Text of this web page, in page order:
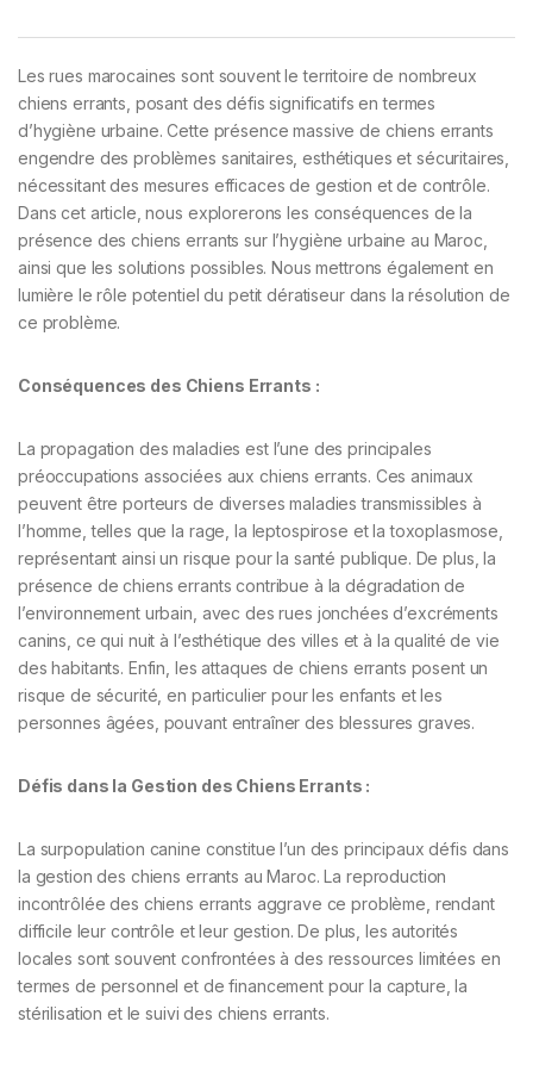
Les rues marocaines sont souvent le territoire de nombreux
chiens errants, posant des défis significatifs en termes
d’hygiène urbaine. Cette présence massive de chiens errants
engendre des problèmes sanitaires, esthétiques et sécuritaires,
nécessitant des mesures efficaces de gestion et de contrôle.
Dans cet article, nous explorerons les conséquences de la
présence des chiens errants sur l’hygiène urbaine au Maroc,
ainsi que les solutions possibles. Nous mettrons également en
lumière le rôle potentiel du petit dératiseur dans la résolution de
ce problème.
Conséquences des Chiens Errants :
La propagation des maladies est l’une des principales
préoccupations associées aux chiens errants. Ces animaux
peuvent être porteurs de diverses maladies transmissibles à
l’homme, telles que la rage, la leptospirose et la toxoplasmose,
représentant ainsi un risque pour la santé publique. De plus, la
présence de chiens errants contribue à la dégradation de
l’environnement urbain, avec des rues jonchées d’excréments
canins, ce qui nuit à l’esthétique des villes et à la qualité de vie
des habitants. Enfin, les attaques de chiens errants posent un
risque de sécurité, en particulier pour les enfants et les
personnes âgées, pouvant entraîner des blessures graves.
Défis dans la Gestion des Chiens Errants :
La surpopulation canine constitue l’un des principaux défis dans
la gestion des chiens errants au Maroc. La reproduction
incontrôlée des chiens errants aggrave ce problème, rendant
difficile leur contrôle et leur gestion. De plus, les autorités
locales sont souvent confrontées à des ressources limitées en
termes de personnel et de financement pour la capture, la
stérilisation et le suivi des chiens errants.